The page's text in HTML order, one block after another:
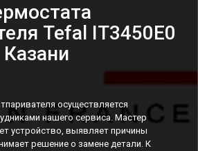
Tefal IT3450E0
осуществляется
нашего сервиса. Мастер
устройство, выявляет причины
решение о замене детали. К